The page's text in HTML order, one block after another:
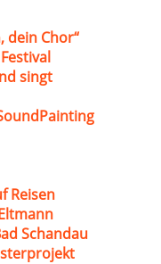
dein Chor“
singt
Reisen
Schandau